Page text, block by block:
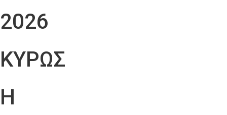
2026
ΚΥΡΩΣ
Η